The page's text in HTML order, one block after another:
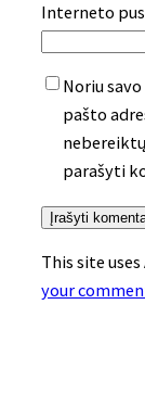
Interneto
Noriu
pašto
parašyti
This site
your